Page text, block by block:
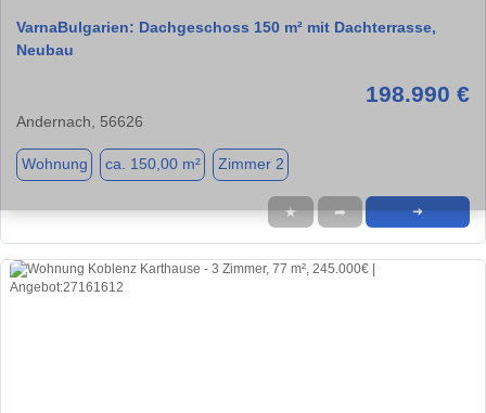
VarnaBulgarien: Dachgeschoss 150 m² mit Dachterrasse,
Neubau
198.990 €
Andernach, 56626
Wohnung ca. 150,00 m² Zimmer 2
★ ➦ ➜